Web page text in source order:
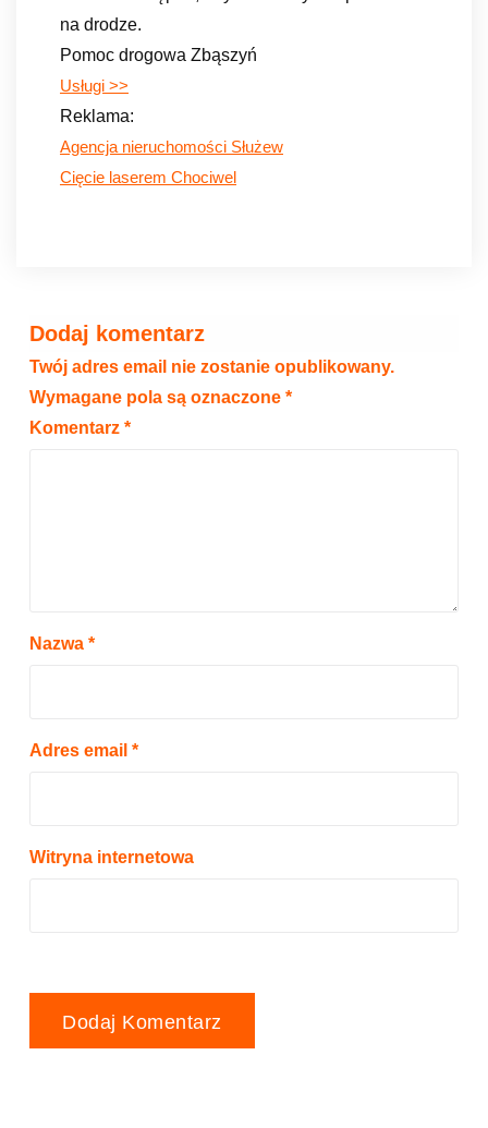
na drodze.
Pomoc drogowa Zbąszyń
Usługi >>
Reklama:
Agencja nieruchomości Służew
Cięcie laserem Chociwel
Dodaj komentarz
Twój adres email nie zostanie opublikowany.
Wymagane pola są oznaczone *
Komentarz *
Nazwa *
Adres email *
Witryna internetowa